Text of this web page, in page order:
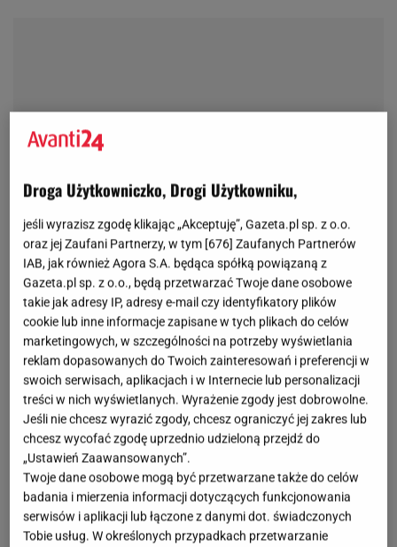
Droga Użytkowniczko, Drogi Użytkowniku,
jeśli wyrazisz zgodę klikając „Akceptuję”, Gazeta.pl sp. z o.o.
oraz jej Zaufani Partnerzy, w tym [676] Zaufanych Partnerów
IAB, jak również Agora S.A. będąca spółką powiązaną z
Gazeta.pl sp. z o.o., będą przetwarzać Twoje dane osobowe
takie jak adresy IP, adresy e-mail czy identyfikatory plików
cookie lub inne informacje zapisane w tych plikach do celów
marketingowych, w szczególności na potrzeby wyświetlania
reklam dopasowanych do Twoich zainteresowań i preferencji w
swoich serwisach, aplikacjach i w Internecie lub personalizacji
treści w nich wyświetlanych. Wyrażenie zgody jest dobrowolne.
Jeśli nie chcesz wyrazić zgody, chcesz ograniczyć jej zakres lub
chcesz wycofać zgodę uprzednio udzieloną przejdź do
„Ustawień Zaawansowanych”.
Twoje dane osobowe mogą być przetwarzane także do celów
badania i mierzenia informacji dotyczących funkcjonowania
serwisów i aplikacji lub łączone z danymi dot. świadczonych
Tobie usług. W określonych przypadkach przetwarzanie